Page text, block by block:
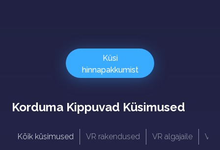
Küsi
hinnapakkumist
Korduma Kippuvad Küsimused
Kõik küsimused VR rakendused VR algajaile VR